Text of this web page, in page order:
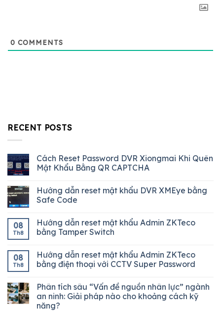
0 COMMENTS
RECENT POSTS
Cách Reset Password DVR Xiongmai Khi Quên
Mật Khẩu Bằng QR CAPTCHA
Hướng dẫn reset mật khẩu DVR XMEye bằng
Safe Code
08
Th8
Hướng dẫn reset mật khẩu Admin ZKTeco
bằng Tamper Switch
08
Th8
Hướng dẫn reset mật khẩu Admin ZKTeco
bằng điện thoại với CCTV Super Password
Phân tích sâu “Vấn đề nguồn nhân lực” ngành
an ninh: Giải pháp nào cho khoảng cách kỹ
năng?